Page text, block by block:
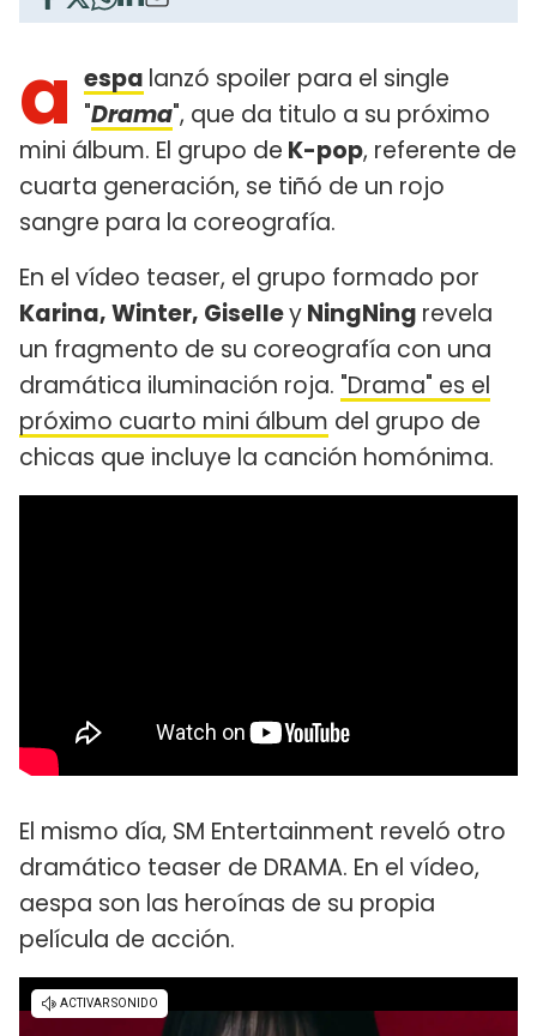
a espa lanzó spoiler para el single
"Drama", que da titulo a su próximo
mini álbum. El grupo de K-pop, referente de
cuarta generación, se tiñó de un rojo
sangre para la coreografía.
En el vídeo teaser, el grupo formado por
Karina, Winter, GiselleyNingNing revela
un fragmento de su coreografía con una
dramática iluminación roja. "Drama" es el
próximo cuarto mini álbum del grupo de
chicas que incluye la canción homónima.
El mismo día, SM Entertainment reveló otro
dramático teaser de DRAMA. En el vídeo,
aespa son las heroínas de su propia
película de acción.